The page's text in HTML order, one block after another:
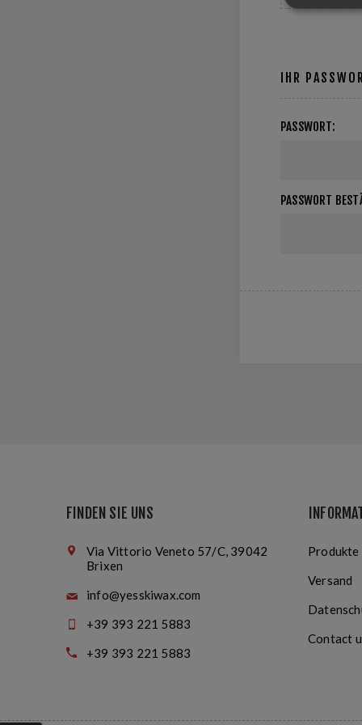
IHR
PASSWORT:
PASSWORT
FINDEN SIE UNS
Via Vittorio Veneto 57/C, 39042
Brixen
info@yesskiwax.com
+39 393 221 5883
+39 393 221 5883
Produkte
Versand
Contact